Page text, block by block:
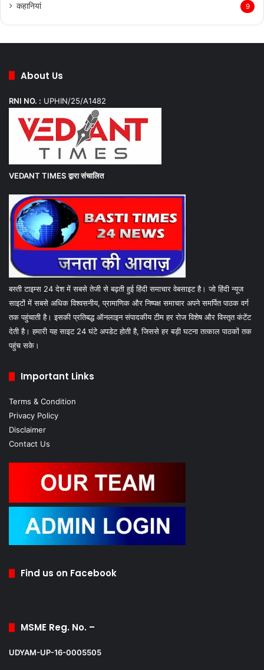
कहानियां 9
About Us
RNI NO. : UPHIN/25/A1482
VEDANT TIMES द्वारा संचालित
बस्ती टाइम्स 24 देश में सबसे तेजी से बढ़ती हुई हिंदी समाचार वेबसाइट है। जो हिंदी न्यूज
साइटों में सबसे अधिक विश्वसनीय, प्रामाणिक और निष्पक्ष समाचार अपने समर्पित पाठक वर्ग
तक पहुंचाती है। इसकी प्रतिबद्ध ऑनलाइन संपादकीय टीम हर रोज विशेष और विस्तृत कंटेंट
देती है। हमारी यह साइट 24 घंटे अपडेट होती है, जिससे हर बड़ी घटना तत्काल पाठकों तक
पहुंच सके।
Important Links
Terms & Condition
Privacy Policy
Disclaimer
Contact Us
Find us on Facebook
MSME Reg. No. –
UDYAM-UP-16-0005505